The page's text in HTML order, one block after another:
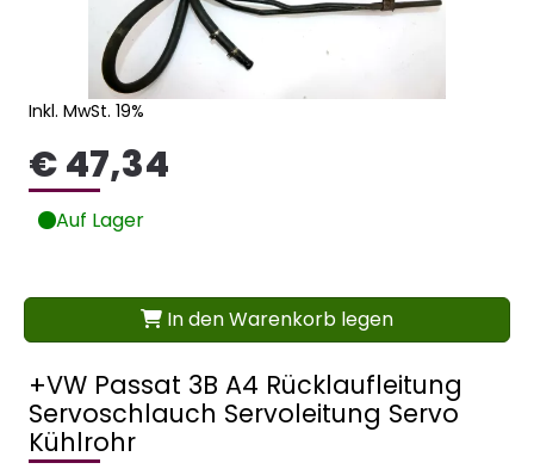
+VW Passat 3B A4 Rücklaufleitung
Servoschlauch Servoleitung Servo
Kühlrohr
Inkl. MwSt. 19%
€ 47,34
Auf Lager
In den Warenkorb legen